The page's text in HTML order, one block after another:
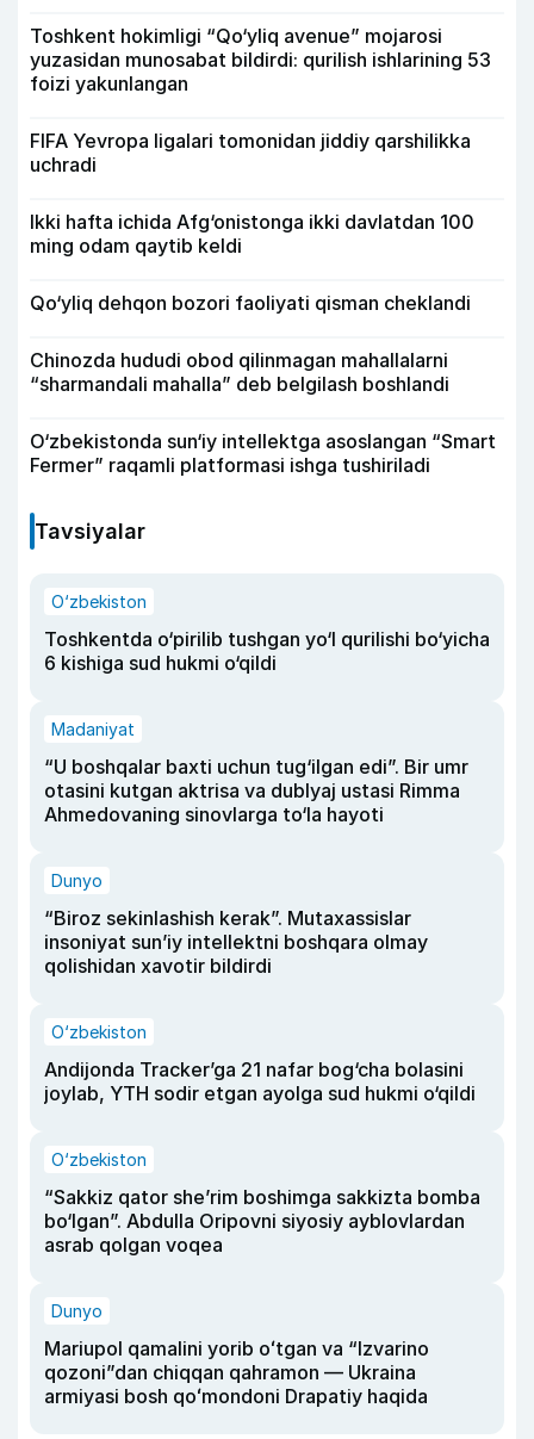
Toshkent hokimligi “Qo‘yliq avenue” mojarosi
yuzasidan munosabat bildirdi: qurilish ishlarining 53
foizi yakunlangan
FIFA Yevropa ligalari tomonidan jiddiy qarshilikka
uchradi
Ikki hafta ichida Afg‘onistonga ikki davlatdan 100
ming odam qaytib keldi
Qo‘yliq dehqon bozori faoliyati qisman cheklandi
Chinozda hududi obod qilinmagan mahallalarni
“sharmandali mahalla” deb belgilash boshlandi
O‘zbekistonda sun‘iy intellektga asoslangan “Smart
Fermer” raqamli platformasi ishga tushiriladi
Tavsiyalar
O‘zbekiston
Toshkentda o‘pirilib tushgan yo‘l qurilishi bo‘yicha
6 kishiga sud hukmi o‘qildi
Madaniyat
“U boshqalar baxti uchun tug‘ilgan edi”. Bir umr
otasini kutgan aktrisa va dublyaj ustasi Rimma
Ahmedovaning sinovlarga to‘la hayoti
Dunyo
“Biroz sekinlashish kerak”. Mutaxassislar
insoniyat sun’iy intellektni boshqara olmay
qolishidan xavotir bildirdi
O‘zbekiston
Andijonda Tracker’ga 21 nafar bog‘cha bolasini
joylab, YTH sodir etgan ayolga sud hukmi o‘qildi
O‘zbekiston
“Sakkiz qator she’rim boshimga sakkizta bomba
bo‘lgan”. Abdulla Oripovni siyosiy ayblovlardan
asrab qolgan voqea
Dunyo
Mariupol qamalini yorib oʻtgan va “Izvarino
qozoni”dan chiqqan qahramon — Ukraina
armiyasi bosh qoʻmondoni Drapatiy haqida